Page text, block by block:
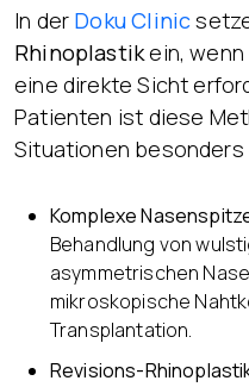
In der Doku Clinic
Rhinoplastikein, wenn
eine direkte Sicht
Patienten ist diese
Situationen
Komplexe
Behandlung von
asymmetrischen
mikroskopische
Transplantation.
Revisions-